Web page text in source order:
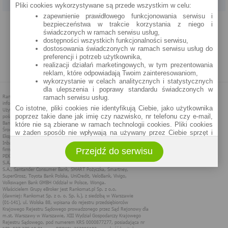
PROGRAM PARTNERSKI O NAS REKLAMA REGULAMIN
POLITYKA PRYWATNOŚCI POLITYKA COOKIES ZASADY PLASOWANIA
Pliki cookies wykorzystywane są przede wszystkim w celu:
zapewnienie prawidłowego funkcjonowania serwisu i
bezpieczeństwa w trakcie korzystania z niego i
świadczonych w ramach serwisu usług,
dostępności wszystkich funkcjonalności serwisu,
dostosowania świadczonych w ramach serwisu usług do
preferencji i potrzeb użytkownika,
realizacji działań marketingowych, w tym prezentowania
reklam, które odpowiadają Twoim zainteresowaniom,
wykorzystanie w celach analitycznych i statystycznych
dla ulepszenia i poprawy standardu świadczonych w
ramach serwisu usług.
Co istotne, pliki cookies nie identyfikują Ciebie, jako użytkownika
poprzez takie dane jak imię czy nazwisko, nr telefonu czy e-mail,
które nie są zbierane w ramach technologii cookies. Pliki cookies
w żaden sposób nie wpływają na używany przez Ciebie sprzęt i
Zakres wykorzystywania plików cookies możliwy jest do
określenia w ustawieniach przeglądarki każdego użytkownika. Bez
wprowadzenia zmian ustawień, informacje w plikach cookies mogą
być zapisywane w pamięci Twojego urządzenia.
Administratorem danych pozyskiwanych w technologii cookies jest
spółka Rankomat.pl Sp. z o.o. (dawniej: Rankomat Sp. z o. o. Sp.
k.) z siedzibą w Warszawie, ul. Wolska 88, 01 - 141 Warszawa.
Możesz jako użytkownik w każdym czasie skontaktować się z
administratorem pod adresem bok@ebroker.pl, jak również wyrazić
Przejdź do serwisu